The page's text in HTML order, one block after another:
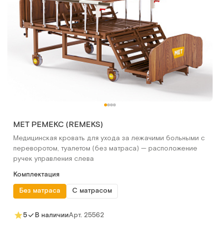
МЕТ РЕМЕКС (REMEKS)
Медицинская кровать для ухода за лежачими больными с
переворотом, туалетом (без матраса) — расположение
ручек управления слева
Комплектация
Без матраса
С матрасом
5 В наличииАрт. 25562